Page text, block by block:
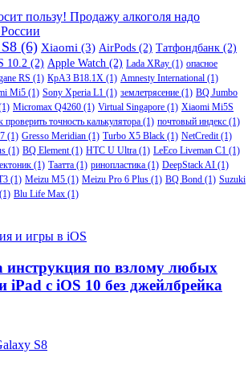
пользу! Продажу алкоголя надо
(6) Xiaomi (3) AirPods (2) Татфондбанк (2)
10.2 (2) Apple Watch (2) Lada XRay (1) опасное
RS (1) КрАЗ В18.1Х (1) Amnesty International (1)
Mi5 (1) Sony Xperia L1 (1) землетрясение (1) BQ Jumbo
Micromax Q4260 (1) Virtual Singapore (1) Xiaomi Mi5S
проверить точность калькулятора (1) почтовый индекс (1)
(1) Gresso Meridian (1) Turbo X5 Black (1) NetCredit(1)
(1) BQ Element(1) HTC U Ultra (1) LeEco Liveman C1 (1)
(1) Таатта (1) ринопластика (1) DeepStack AI (1)
(1) Meizu M5 (1) Meizu Pro 6 Plus (1) BQ Bond (1) Suzuki
(1) Blu Life Max (1)
инструкция по взлому любых
iPad с iOS 10 без джейлбрейка